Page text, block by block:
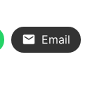
Email